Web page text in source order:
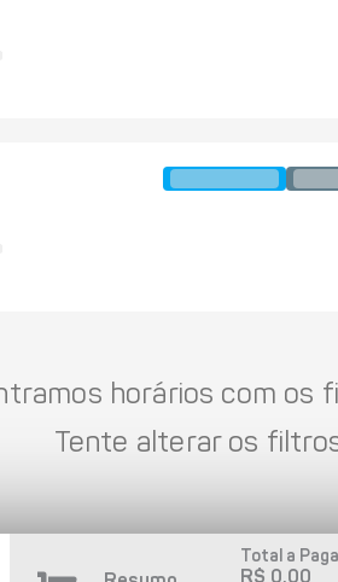
horários com os
Tente alterar os
Total a
R$ 0,00